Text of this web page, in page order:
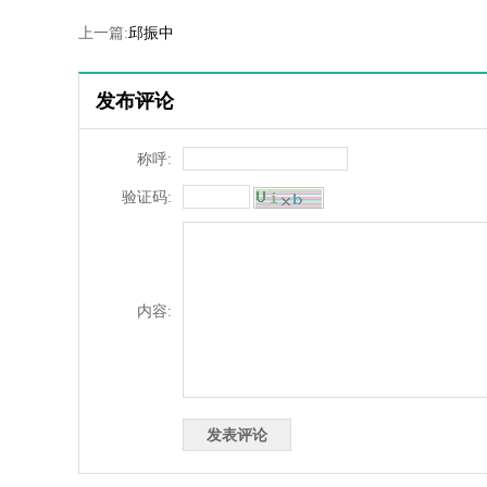
上一篇:邱振中
发布评论
称呼:
验证码:
内容: